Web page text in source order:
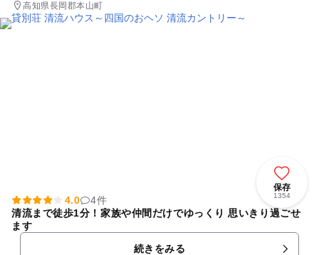
高知県長岡郡本山町
保存
1354
4.0
4件
清流まで徒歩1分！家族や仲間だけでゆっくり 思いきり過ごせ
ます
続きをみる